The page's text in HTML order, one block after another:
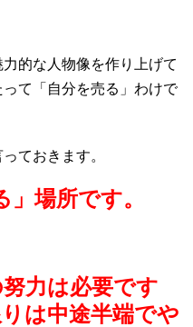
的な人物像を作り上げて
て「自分を売る」わけで
ておきます。
場所です。
力は必要です
は中途半端でや